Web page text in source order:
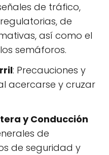
de tráfico,
de
así como el
semáforos.
: Precauciones y
acercarse y cruzar
y Conducción
de
de seguridad y